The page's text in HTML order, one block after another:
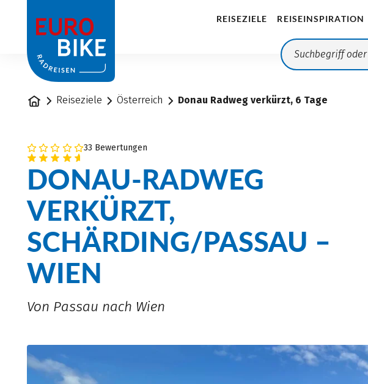
REISEZIELE REISEINSPIRATION
StartseiteReiseziele Österreich Donau Radweg verkürzt, 6 Tage
33 Bewertungen
DONAU-RADWEG
VERKÜRZT,
SCHÄRDING/PASSAU –
WIEN
Von Passau nach Wien